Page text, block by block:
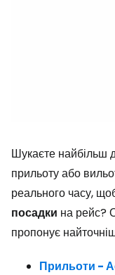
Шукаєте найбільш
прильоту або
реального часу,
посадки на рейс?
пропонує
Прильоти -